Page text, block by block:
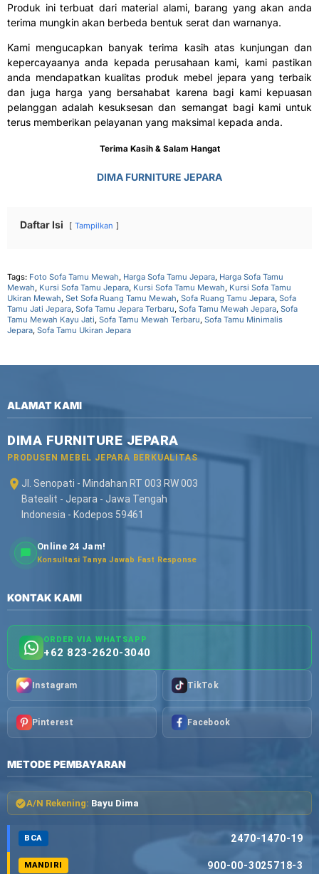
Produk ini terbuat dari material alami, barang yang akan anda
terima mungkin akan berbeda bentuk serat dan warnanya.
Kami mengucapkan banyak terima kasih atas kunjungan dan
kepercayaanya anda kepada perusahaan kami, kami pastikan
anda mendapatkan kualitas produk mebel jepara yang terbaik
dan juga harga yang bersahabat karena bagi kami kepuasan
pelanggan adalah kesuksesan dan semangat bagi kami untuk
terus memberikan pelayanan yang maksimal kepada anda.
Terima Kasih & Salam Hangat
DIMA FURNITURE JEPARA
Daftar Isi Tampilkan
Tags: Foto Sofa Tamu Mewah, Harga Sofa Tamu Jepara, Harga Sofa Tamu
Mewah, Kursi Sofa Tamu Jepara, Kursi Sofa Tamu Mewah, Kursi Sofa Tamu
Ukiran Mewah, Set Sofa Ruang Tamu Mewah, Sofa Ruang Tamu Jepara, Sofa
Tamu Jati Jepara, Sofa Tamu Jepara Terbaru, Sofa Tamu Mewah Jepara, Sofa
Tamu Mewah Kayu Jati, Sofa Tamu Mewah Terbaru, Sofa Tamu Minimalis
Jepara, Sofa Tamu Ukiran Jepara
ALAMAT KAMI
DIMA FURNITURE JEPARA
PRODUSEN MEBEL JEPARA BERKUALITAS
Jl. Senopati - Mindahan RT 003 RW 003
Batealit - Jepara - Jawa Tengah
Indonesia - Kodepos 59461
Online 24 Jam!
Konsultasi Tanya Jawab Fast Response
KONTAK KAMI
ORDER VIA WHATSAPP
+62 823-2620-3040
Instagram TikTok
Pinterest Facebook
METODE PEMBAYARAN
A/N Rekening: Bayu Dima
BCA 2470-1470-19
MANDIRI 900-00-3025718-3